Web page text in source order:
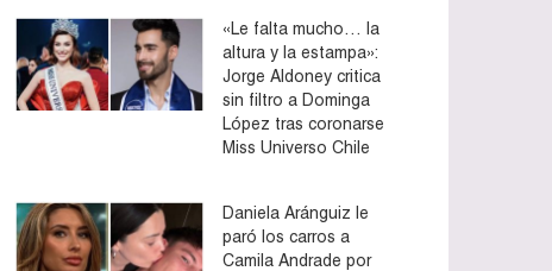
«Le falta mucho… la
altura y la estampa»:
Jorge Aldoney critica
sin filtro a Dominga
López tras coronarse
Miss Universo Chile
Daniela Aránguiz le
paró los carros a
Camila Andrade por